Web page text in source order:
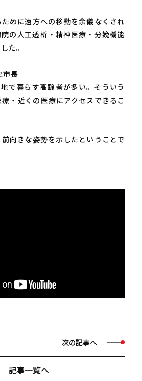
めに遠方への移動を余儀なくされ
の人工透析・精神医療・分娩機能
た。
市長
で暮らす高齢者が多い。そういう
・近くの医療にアクセスできるこ
向きな姿勢を示したということで
記事一覧へ
次の記事へ